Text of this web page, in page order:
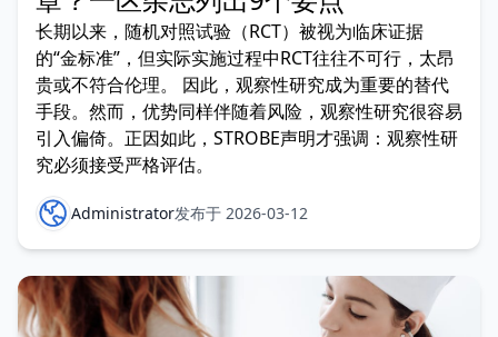
长期以来，随机对照试验（RCT）被视为临床证据
的“金标准”，但实际实施过程中RCT往往不可行，太昂
贵或不符合伦理。 因此，观察性研究成为重要的替代
手段。然而，优势同样伴随着风险，观察性研究很容易
引入偏倚。正因如此，STROBE声明才强调：观察性研
究必须接受严格评估。
Administrator发布于 2026-03-12